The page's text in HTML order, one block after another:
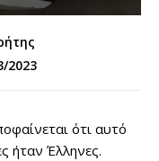
2023
ότι αυτό
ήταν Έλληνες.